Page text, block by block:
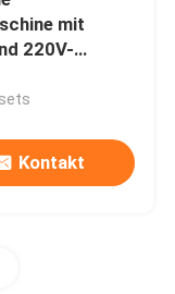
mit
220V-
für präzise
Kontakt